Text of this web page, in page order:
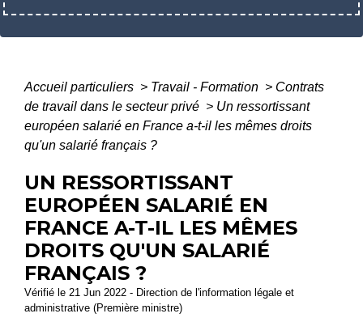
Accueil particuliers > Travail - Formation > Contrats
de travail dans le secteur privé > Un ressortissant
européen salarié en France a-t-il les mêmes droits
qu'un salarié français ?
UN RESSORTISSANT
EUROPÉEN SALARIÉ EN
FRANCE A-T-IL LES MÊMES
DROITS QU'UN SALARIÉ
FRANÇAIS ?
Vérifié le 21 Jun 2022 - Direction de l'information légale et
administrative (Première ministre)